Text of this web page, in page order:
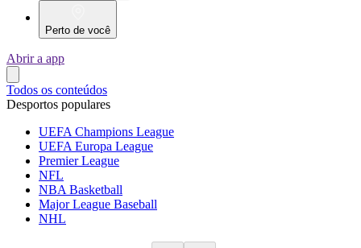
Perto de você
Abrir a app
Todos os conteúdos
Desportos populares
UEFA Champions League
UEFA Europa League
Premier League
NFL
NBA Basketball
Major League Baseball
NHL